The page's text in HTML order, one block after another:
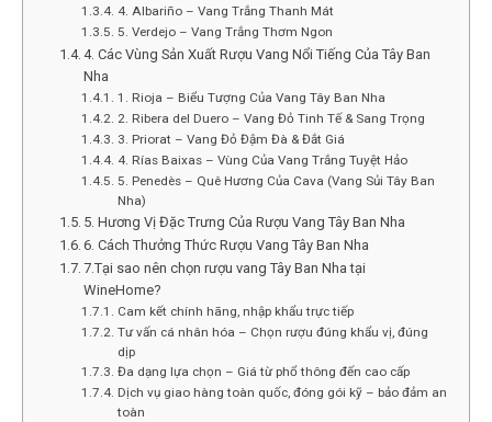
4. Albariño – Vang Trắng Thanh Mát
5. Verdejo – Vang Trắng Thơm Ngon
4. Các Vùng Sản Xuất Rượu Vang Nổi Tiếng Của Tây Ban
Nha
1. Rioja – Biểu Tượng Của Vang Tây Ban Nha
2. Ribera del Duero – Vang Đỏ Tinh Tế & Sang Trọng
3. Priorat – Vang Đỏ Đậm Đà & Đắt Giá
4. Rías Baixas – Vùng Của Vang Trắng Tuyệt Hảo
5. Penedès – Quê Hương Của Cava (Vang Sủi Tây Ban
Nha)
5. Hương Vị Đặc Trưng Của Rượu Vang Tây Ban Nha
6. Cách Thưởng Thức Rượu Vang Tây Ban Nha
7.Tại sao nên chọn rượu vang Tây Ban Nha tại
WineHome?
Cam kết chính hãng, nhập khẩu trực tiếp
Tư vấn cá nhân hóa – Chọn rượu đúng khẩu vị, đúng
dịp
Đa dạng lựa chọn – Giá từ phổ thông đến cao cấp
Dịch vụ giao hàng toàn quốc, đóng gói kỹ – bảo đảm an
toàn